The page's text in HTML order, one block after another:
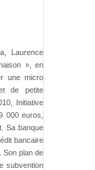
Laurence
», en
une micro
de petite
Initiative
000 euros,
Sa banque
bancaire
Son plan de
subvention